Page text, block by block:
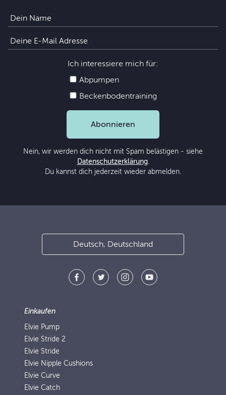
Ich interessiere mich für:
Abpumpen
Beckenbodentraining
Abonnieren
Nein, wir werden dich nicht mit Spam belästigen - siehe
Datenschutzerklärung.
Du kannst dich jederzeit wieder abmelden.
Deutsch, Deutschland
Einkaufen
Elvie Pump
Elvie Stride 2
Elvie Stride
Elvie Nipple Cushions
Elvie Curve
Elvie Catch